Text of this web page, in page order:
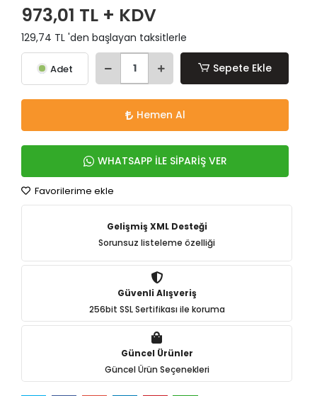
973,01 TL + KDV
129,74 TL 'den başlayan taksitlerle
Adet Sepete Ekle
Hemen Al
WHATSAPP İLE SİPARİŞ VER
Favorilerime ekle
Gelişmiş XML Desteği
Sorunsuz listeleme özelliği
Güvenli Alışveriş
256bit SSL Sertifikası ile koruma
Güncel Ürünler
Güncel Ürün Seçenekleri